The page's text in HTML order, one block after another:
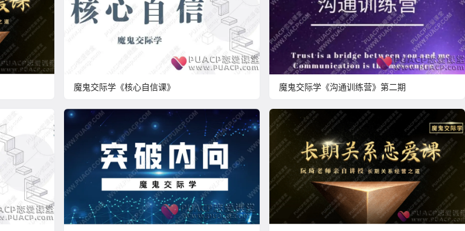
魔鬼交际学《核心自信课》 魔鬼交际学《沟通训练营》第二期